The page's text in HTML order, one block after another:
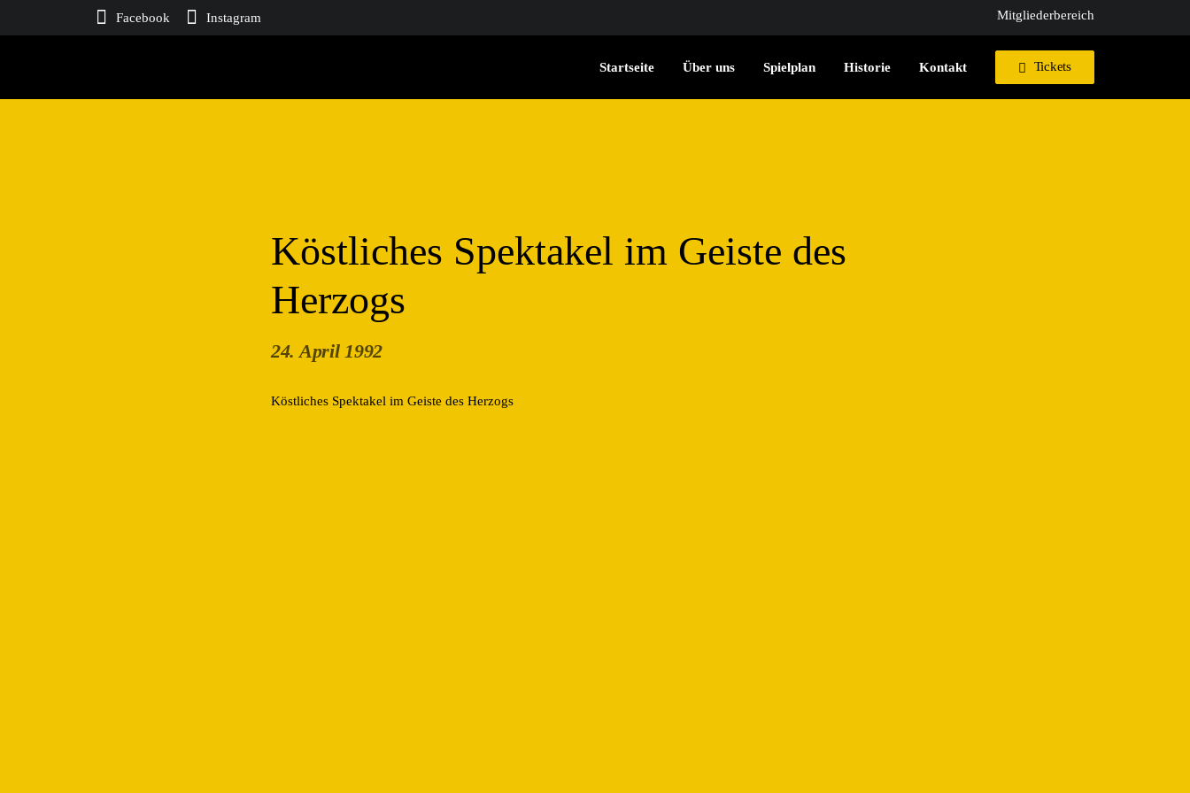
Mitgliederbereich
Facebook Instagram
Startseite Über uns Spielplan Historie Kontakt Tickets
Köstliches Spektakel im Geiste des
Herzogs
24. April 1992
Köstliches Spektakel im Geiste des Herzogs